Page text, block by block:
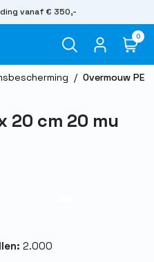
vanaf € 350,-
0
/ Overmouw PE
20 cm 20 mu
2.000